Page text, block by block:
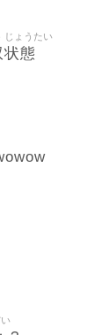
状態
じょうたい